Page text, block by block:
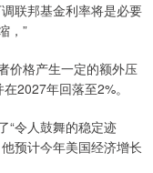
联邦基金利率将是必要
，”
价格产生一定的额外压
2027年回落至2%。
“令人鼓舞的稳定迹
预计今年美国经济增长